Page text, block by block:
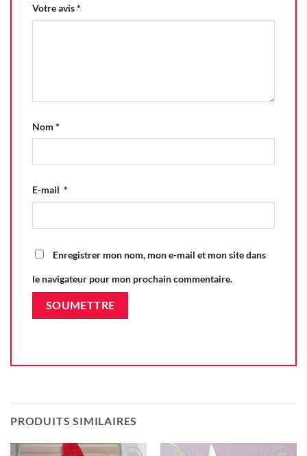
Votre avis*
Nom *
E-mail *
Enregistrer mon nom, mon e-mail et mon site dans
le navigateur pour mon prochain commentaire.
PRODUITS SIMILAIRES